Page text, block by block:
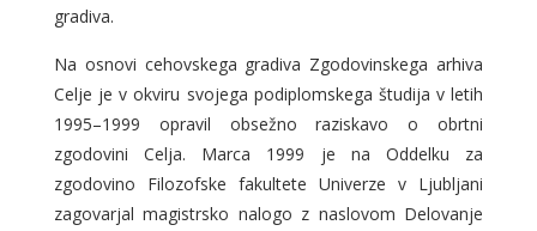
gradiva.
Na osnovi cehovskega gradiva Zgodovinskega arhiva
Celje je v okviru svojega podiplomskega študija v letih
1995–1999 opravil obsežno raziskavo o obrtni
zgodovini Celja. Marca 1999 je na Oddelku za
zgodovino Filozofske fakultete Univerze v Ljubljani
zagovarjal magistrsko nalogo z naslovom Delovanje